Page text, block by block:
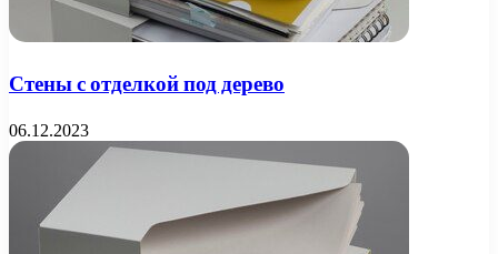
Стены с отделкой под дерево
06.12.2023